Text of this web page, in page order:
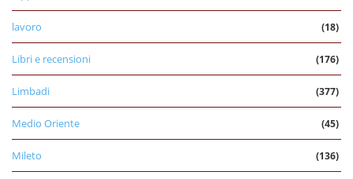
lavoro (18)
Libri e recensioni (176)
Limbadi (377)
Medio Oriente (45)
Mileto (136)